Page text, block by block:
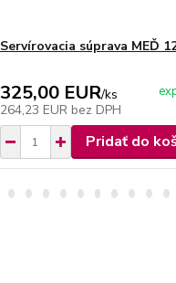
Servírovacia súprava MEĎ
325,00 EUR/ks
264,23 EUR bez DPH
Pridať do